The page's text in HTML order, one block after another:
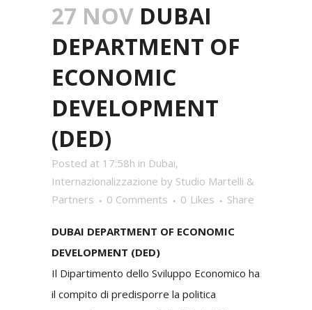
27 NOV DUBAI
DEPARTMENT OF
ECONOMIC
DEVELOPMENT
(DED)
Posted at 17:58h in Dubai,
Internazionalizzazione by Studio Martelli &
Partners
0 Comments 0 Likes Share
DUBAI DEPARTMENT OF ECONOMIC
DEVELOPMENT (DED)
Il Dipartimento dello Sviluppo Economico ha
il compito di predisporre la politica